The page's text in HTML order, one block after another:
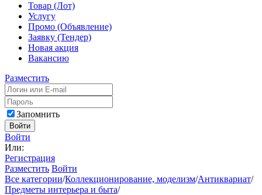
Товар (Лот)
Услугу
Промо (Объявление)
Заявку (Тендер)
Новая акция
Вакансию
Разместить
Запомнить
Войти
Войти
Или:
Регистрация
Разместить Войти
Все категории/Коллекционирование, моделизм/Антиквариат/
Предметы интерьера и быта/